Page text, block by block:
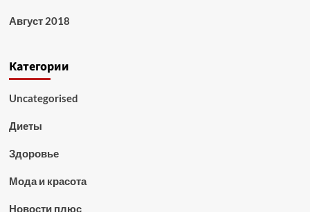
Август 2018
Категории
Uncategorised
Диеты
Здоровье
Мода и красота
Новости плюс